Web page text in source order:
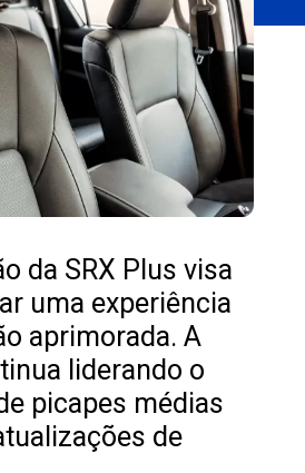
da SRX Plus visa
uma experiência
aprimorada. A
liderando o
picapes médias
de